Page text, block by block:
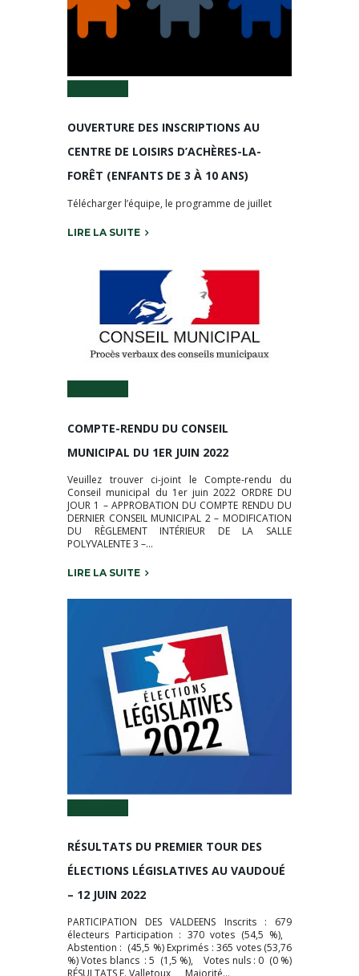
OUVERTURE DES INSCRIPTIONS AU
CENTRE DE LOISIRS D’ACHÈRES-LA-
FORÊT (ENFANTS DE 3 À 10 ANS)
Télécharger l’équipe, le programme de juillet
LIRE LA SUITE
COMPTE-RENDU DU CONSEIL
MUNICIPAL DU 1ER JUIN 2022
Veuillez trouver ci-joint le Compte-rendu du
Conseil municipal du 1er juin 2022 ORDRE DU
JOUR 1 – APPROBATION DU COMPTE RENDU DU
DERNIER CONSEIL MUNICIPAL 2 – MODIFICATION
DU RÈGLEMENT INTÉRIEUR DE LA SALLE
POLYVALENTE 3 –...
LIRE LA SUITE
RÉSULTATS DU PREMIER TOUR DES
ÉLECTIONS LÉGISLATIVES AU VAUDOUÉ
– 12 JUIN 2022
PARTICIPATION DES VALDEENS Inscrits : 679
électeurs Participation : 370 votes (54,5 %),
Abstention : (45,5 %) Exprimés : 365 votes (53,76
%) Votes blancs : 5 (1,5 %), Votes nuls : 0 (0 %)
RÉSULTATS F. Valletoux Majorité...